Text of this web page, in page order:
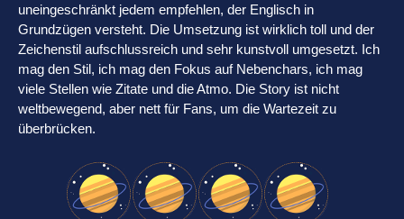
uneingeschränkt jedem empfehlen, der Englisch in
Grundzügen versteht. Die Umsetzung ist wirklich toll und der
Zeichenstil aufschlussreich und sehr kunstvoll umgesetzt. Ich
mag den Stil, ich mag den Fokus auf Nebenchars, ich mag
viele Stellen wie Zitate und die Atmo. Die Story ist nicht
weltbewegend, aber nett für Fans, um die Wartezeit zu
überbrücken.